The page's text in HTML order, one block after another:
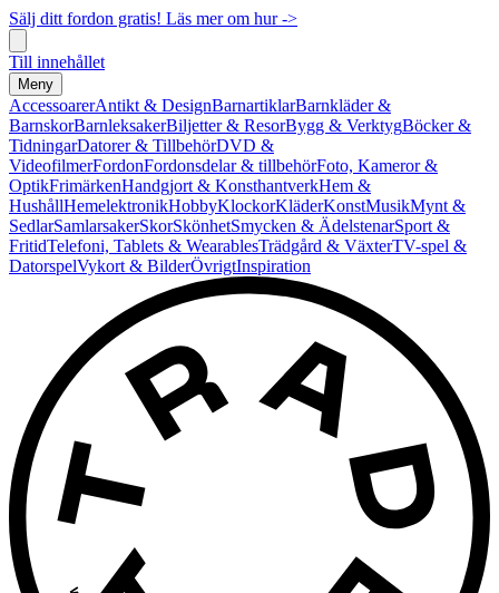
Sälj ditt fordon gratis! Läs mer om hur ->
Till innehållet
Meny
AccessoarerAntikt & DesignBarnartiklarBarnkläder &
BarnskorBarnleksakerBiljetter & ResorBygg & VerktygBöcker &
TidningarDatorer & TillbehörDVD &
VideofilmerFordonFordonsdelar & tillbehörFoto, Kameror &
OptikFrimärkenHandgjort & KonsthantverkHem &
HushållHemelektronikHobbyKlockorKläderKonstMusikMynt &
SedlarSamlarsakerSkorSkönhetSmycken & ÄdelstenarSport &
FritidTelefoni, Tablets & WearablesTrädgård & VäxterTV-spel &
DatorspelVykort & BilderÖvrigtInspiration